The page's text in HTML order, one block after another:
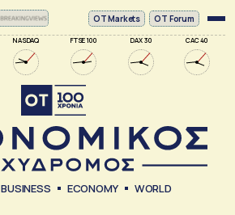
NASDAQ FTSE 100 DAX 30 CAC 40
ΟΤ Markets OT Forum
BUSINESS ECONOMY WORLD